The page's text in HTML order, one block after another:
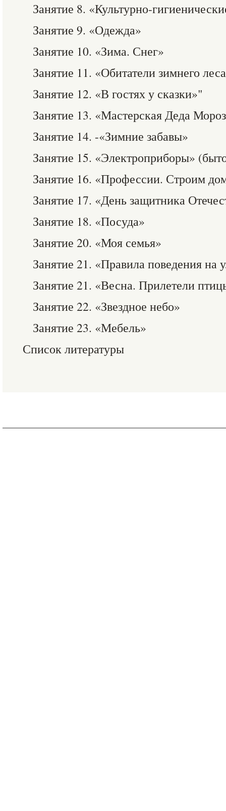
Занятие 8. «Культурно-
Занятие 9. «Одежда»
Занятие 10. «Зима. Снег»
Занятие 11. «Обитатели зимнего
Занятие 12. «В гостях у сказки»"
Занятие 13. «Мастерская Деда
Занятие 14. -«Зимние забавы»
Занятие 15. «Электроприборы»
Занятие 16. «Профессии. Строим
Занятие 17. «День защитника
Занятие 18. «Посуда»
Занятие 20. «Моя семья»
Занятие 21. «Правила поведения на
Занятие 21. «Весна. Прилетели
Занятие 22. «Звездное небо»
Занятие 23. «Мебель»
Список литературы